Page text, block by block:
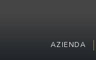
AZIENDA